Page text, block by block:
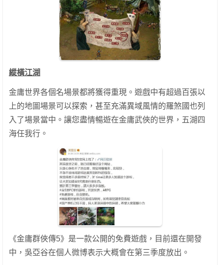
縱橫江湖
金庸世界各個名場景都將獲得重現。遊戲中有超過百張以
上的地圖場景可以探索，甚至充滿異域風情的羅煞國也列
入了場景當中。讓您盡情暢遊在金庸武俠的世界，五湖四
海任我行。
《金庸群俠傳5》是一款公開的免費遊戲，目前還在開發
中，吳亞谷在個人微博表示大概會在第三季度放出。